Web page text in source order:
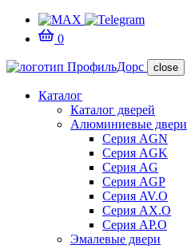
0
close
Каталог
Каталог дверей
Алюминиевые двери
Серия AGN
Серия AGK
Серия AG
Серия AGP
Серия AV.O
Серия AX.O
Серия AP.O
Эмалевые двери